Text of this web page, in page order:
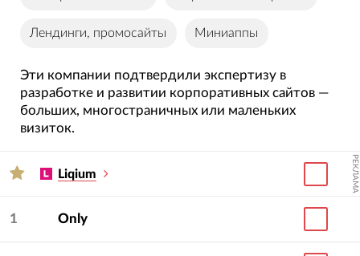
Лендинги, промосайты Миниаппы
Эти компании подтвердили экспертизу в
разработке и развитии корпоративных сайтов —
больших, многостраничных или маленьких
визиток.
Liqium РЕКЛАМА
1 Only